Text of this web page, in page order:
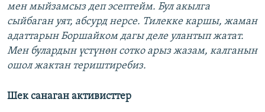
мен мыйзамсыз деп эсептейм. Бул акылга
сыйбаган уят, абсурд нерсе. Тилекке каршы, жаман
адаттарын Боршайком дагы деле улантып жатат.
Мен булардын үстүнөн сотко арыз жазам, калганын
ошол жактан териштиребиз.
Шек санаган активисттер